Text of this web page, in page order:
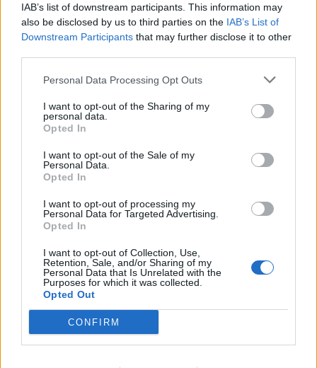
IAB’s list of downstream participants. This information may
also be disclosed by us to third parties on the IAB’s List of
Downstream Participants that may further disclose it to other
Personal Data Processing Opt Outs
I want to opt-out of the Sharing of my
personal data.
Opted In
I want to opt-out of the Sale of my
Personal Data.
Opted In
I want to opt-out of processing my
Personal Data for Targeted Advertising.
Opted In
I want to opt-out of Collection, Use,
Retention, Sale, and/or Sharing of my
Personal Data that Is Unrelated with the
Purposes for which it was collected.
Opted Out
CONFIRM
ΑΔΩΝΙΣ ΓΕΩΡΓΙΑΔΗΣ ΒΟΡΕΙΑ ΕΛΛΑΔΑ
ΠΕΡΙΟΔΕΙΑ ΝΟΣΟΚΟΜΕΙΑ ΔΕΘ
ΚΑΒΑΛΑ
ΠΕΡΙΣΣΟΤΕΡΑ ΣΤΗΝ ΙΔΙΑ ΚΑΤΗΓΟΡΙΑ
Η ηγεσία του Υπουργείου Υγείας στη
Βόρεια Ελλάδα - "Το ΕΣΥ άλλαξε"